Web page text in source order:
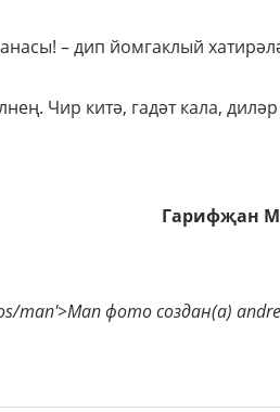
– дип йомгаклый
Чир китә, гадәт кала,
Гарифҗан
man'>Man фото создан(а)